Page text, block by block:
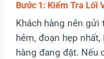
Bước 1: Kiểm Tra Lối
Khách hàng nên gửi
hẻm, đoạn hẹp
hàng đang đặt. Nếu